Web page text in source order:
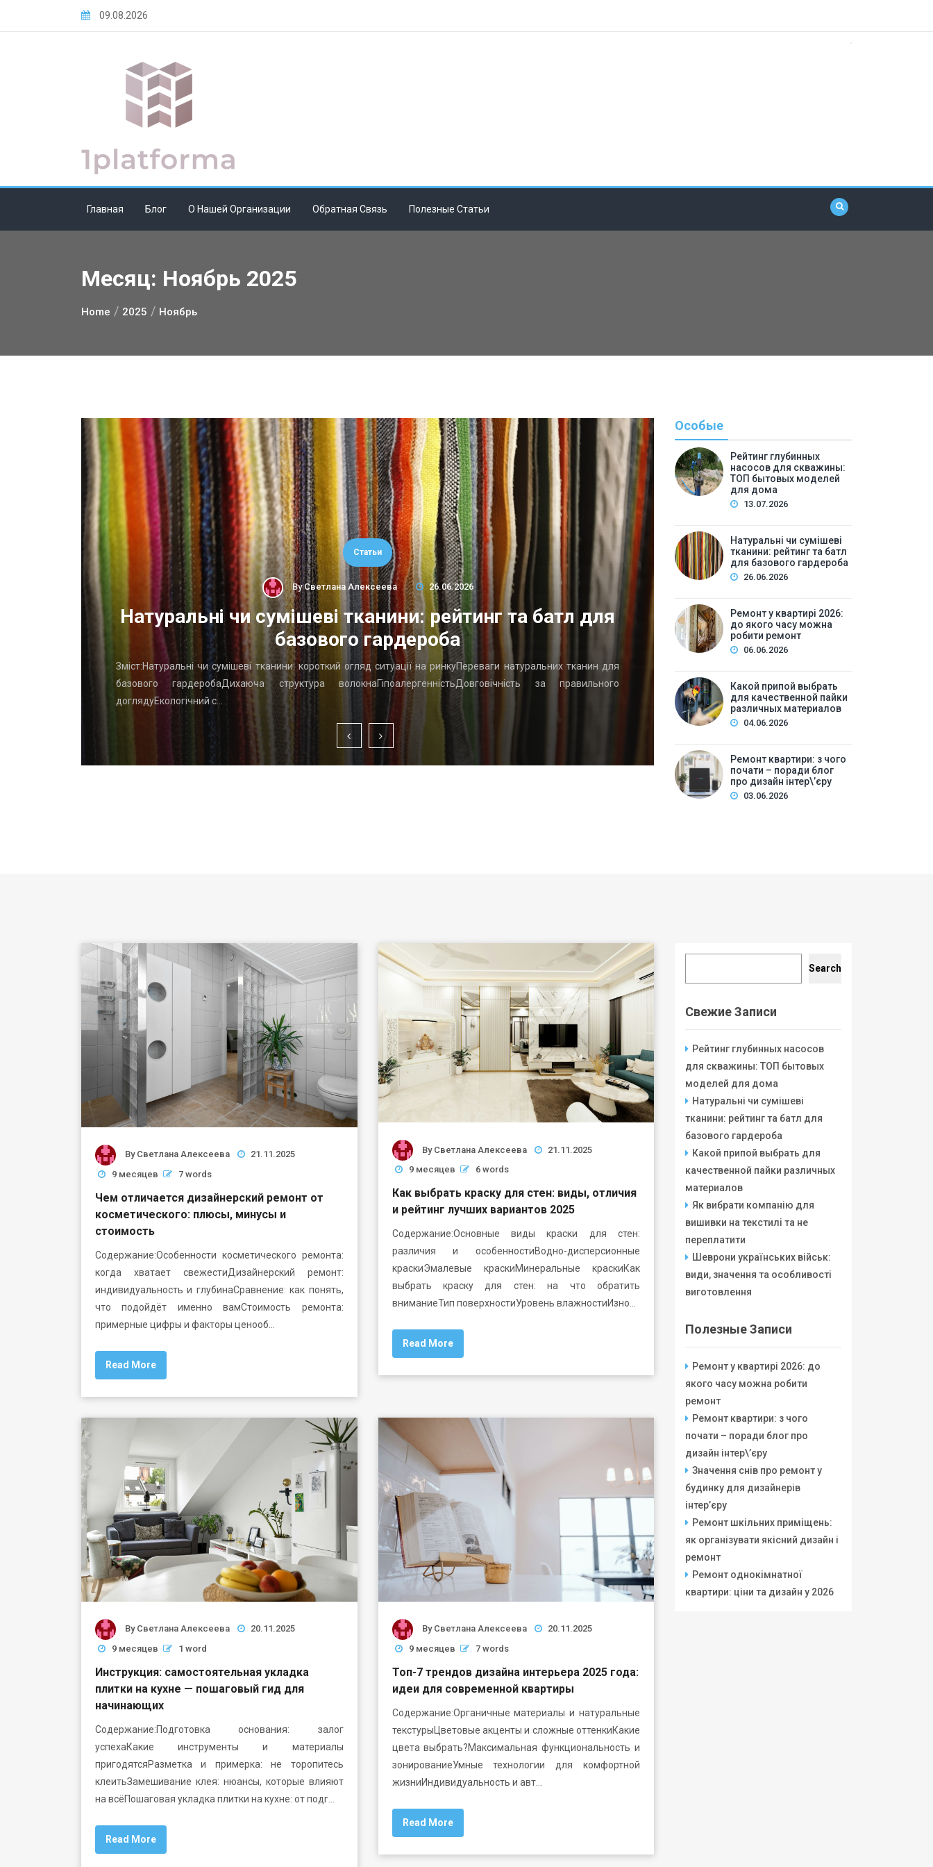
09.08.2026
Главная Блог О Нашей Организации Обратная Связь Полезные Статьи
Месяц: Ноябрь 2025
Home 2025 Ноябрь
Статьи
ByСветлана Алексеева 26.06.2026
Натуральні чи сумішеві тканини: рейтинг та батл для
базового гардероба
Зміст:Натуральні чи сумішеві тканини: короткий огляд ситуації на ринкуПереваги натуральних тканин для
базового гардеробаДихаюча структура волокнаГіпоалергенністьДовговічність за правильного
доглядуЕкологічний с…
Ремонт у квартирі 2026:
робіт та обладнанняЛегкий косметичний
вечірній часКори…
Особые
Рейтинг глубинных
насосов для скважины:
ТОП бытовых моделей
для дома
13.07.2026
Натуральні чи сумішеві
тканини: рейтинг та батл
для базового гардероба
26.06.2026
Ремонт у квартирі 2026:
до якого часу можна
робити ремонт
06.06.2026
Какой припой выбрать
для качественной пайки
различных материалов
04.06.2026
Ремонт квартири: з чого
почати – поради блог
про дизайн інтер\’єру
03.06.2026
By Светлана Алексеева
21.11.2025
9 месяцев
7 words
Чем отличается дизайнерский ремонт от
косметического: плюсы, минусы и
стоимость
Содержание:Особенности косметического ремонта:
когда хватает свежестиДизайнерский ремонт:
индивидуальность и глубинаСравнение: как понять,
что подойдёт именно вамСтоимость ремонта:
примерные цифры и факторы ценооб…
Read More
By Светлана Алексеева
21.11.2025
9 месяцев
6 words
Как выбрать краску для стен: виды, отличия
и рейтинг лучших вариантов 2025
Содержание:Основные виды краски для стен:
различия и особенностиВодно-дисперсионные
краскиЭмалевые краскиМинеральные краскиКак
выбрать краску для стен: на что обратить
вниманиеТип поверхностиУровень влажностиИзно…
Read More
By Светлана Алексеева
20.11.2025
9 месяцев
1 word
Инструкция: самостоятельная укладка
плитки на кухне — пошаговый гид для
начинающих
Содержание:Подготовка основания: залог
успехаКакие инструменты и материалы
пригодятсяРазметка и примерка: не торопитесь
клеитьЗамешивание клея: нюансы, которые влияют
на всёПошаговая укладка плитки на кухне: от подг…
Read More
By Светлана Алексеева
20.11.2025
9 месяцев
7 words
Топ-7 трендов дизайна интерьера 2025 года:
идеи для современной квартиры
Содержание:Органичные материалы и натуральные
текстурыЦветовые акценты и сложные оттенкиКакие
цвета выбрать?Максимальная функциональность и
зонированиеУмные технологии для комфортной
жизниИндивидуальность и авт…
Read More
Search
Свежие Записи
Рейтинг глубинных насосов
для скважины: ТОП бытовых
моделей для дома
Натуральні чи сумішеві
тканини: рейтинг та батл для
базового гардероба
Какой припой выбрать для
качественной пайки различных
материалов
Як вибрати компанію для
вишивки на текстилі та не
переплатити
Шеврони українських військ:
види, значення та особливості
виготовлення
Полезные Записи
Ремонт у квартирі 2026: до
якого часу можна робити
ремонт
Ремонт квартири: з чого
почати – поради блог про
дизайн інтер\’єру
Значення снів про ремонт у
будинку для дизайнерів
інтер’єру
Ремонт шкільних приміщень:
як організувати якісний дизайн і
ремонт
Ремонт однокімнатної
квартири: ціни та дизайн у 2026